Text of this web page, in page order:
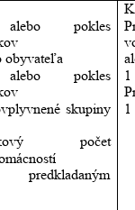
alebo
pokles
obyvateľa
alebo
pokles
skupiny
počet
predkladaným